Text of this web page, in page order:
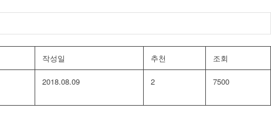
작성일 추천 조회
2018.08.09 2 7500